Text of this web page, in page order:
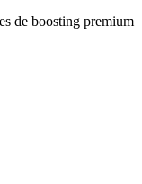
de boosting premium